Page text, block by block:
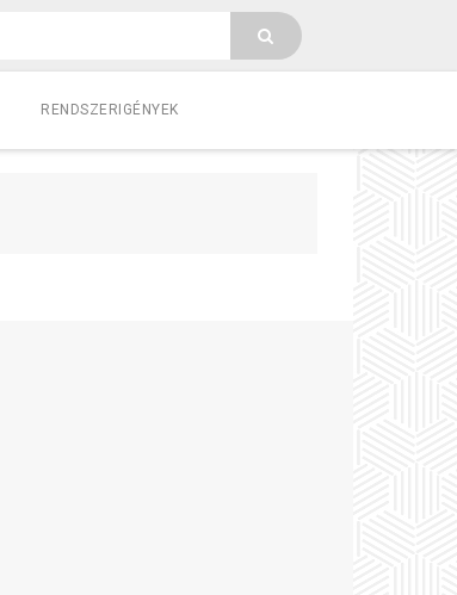
RENDSZERIGÉNYEK